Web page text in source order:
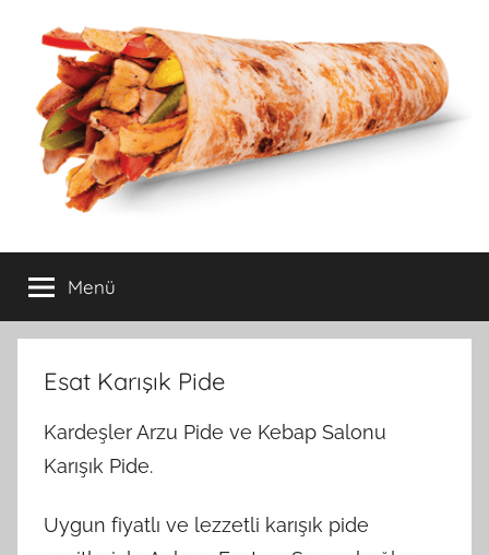
Ankara
esat
ucuz,uygun
fiyatlı,
kaliteli
yemek
Siparişi Menü
Esat Karışık Pide
Kardeşler Arzu Pide ve Kebap Salonu
Karışık Pide.
Uygun fiyatlı ve lezzetli karışık pide